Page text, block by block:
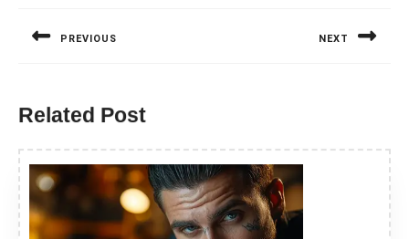
PREVIOUS NEXT
Related Post